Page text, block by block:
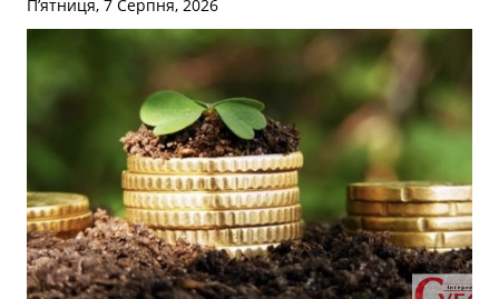
П’ятниця, 7 Серпня, 2026